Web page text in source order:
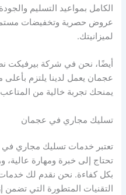
الكامل بمواعيد التسليم
عروض حصرية وتخفيضات
لميزانيتك.
أيضًا، نحن في شركة
عجمان يعمل لدينا يلتزم بأعلى
يمنحك تجربة خالية من المتاعب
تسليك مجاري في عجمان
تعتبر خدمات تسليك مجاري في
تحتاج إلى خبرة ومهارة
بكل كفاءة. نحن نقدم لك
التقنيات المتطورة التي تضمن